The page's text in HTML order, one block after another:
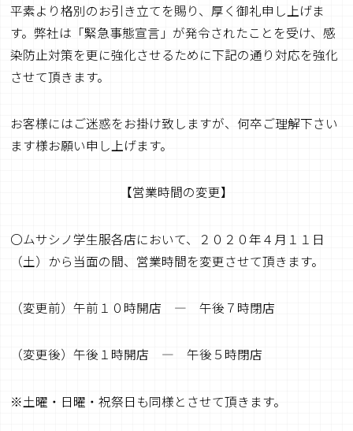
平素より格別のお引き立てを賜り、厚く御礼申し上げま
す。弊社は「緊急事態宣言」が発令されたことを受け、感
染防止対策を更に強化させるために下記の通り対応を強化
させて頂きます。
お客様にはご迷惑をお掛け致しますが、何卒ご理解下さい
ます様お願い申し上げます。
【営業時間の変更】
〇ムサシノ学生服各店において、２０２０年４月１１日
（土）から当面の間、営業時間を変更させて頂きます。
（変更前）午前１０時開店 ― 午後７時閉店
（変更後）午後１時開店 ― 午後５時閉店
※土曜・日曜・祝祭日も同様とさせて頂きます。